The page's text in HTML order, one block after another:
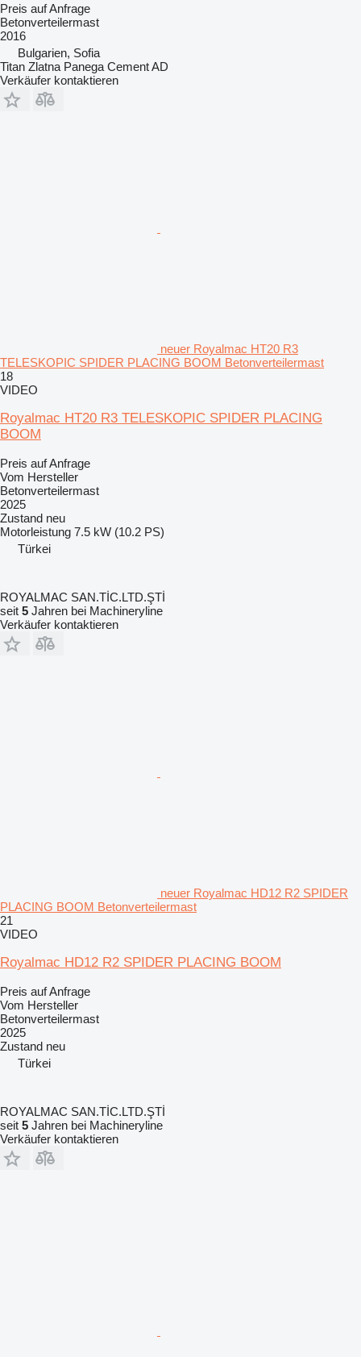
Preis auf Anfrage
Betonverteilermast
2016
Bulgarien, Sofia
Titan Zlatna Panega Cement AD
Verkäufer kontaktieren
neuer Royalmac HT20 R3
TELESKOPIC SPIDER PLACING BOOM Betonverteilermast
18
VIDEO
Royalmac HT20 R3 TELESKOPIC SPIDER PLACING
BOOM
Preis auf Anfrage
Vom Hersteller
Betonverteilermast
2025
Zustand neu
Motorleistung 7.5 kW (10.2 PS)
Türkei
ROYALMAC SAN.TİC.LTD.ŞTİ
seit 5 Jahren bei Machineryline
Verkäufer kontaktieren
neuer Royalmac HD12 R2 SPIDER
PLACING BOOM Betonverteilermast
21
VIDEO
Royalmac HD12 R2 SPIDER PLACING BOOM
Preis auf Anfrage
Vom Hersteller
Betonverteilermast
2025
Zustand neu
Türkei
ROYALMAC SAN.TİC.LTD.ŞTİ
seit 5 Jahren bei Machineryline
Verkäufer kontaktieren